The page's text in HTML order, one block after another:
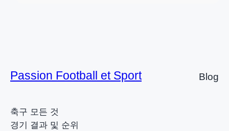
Passion Football et Sport
축구 모든 것
경기 결과 및 순위
Blog